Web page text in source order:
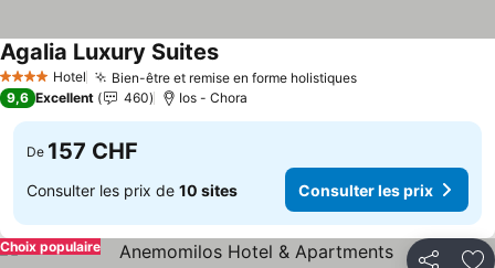
4 Étoiles Hotel Bien-être et remise en forme holistiquesConsulter les
Agalia Luxury SuitesConsulter les prix
9,6 Excellent 460 Ios - Chora
De 157 CHF
Consulter les prix de 10 sites Consulter les prix
Choix populaire